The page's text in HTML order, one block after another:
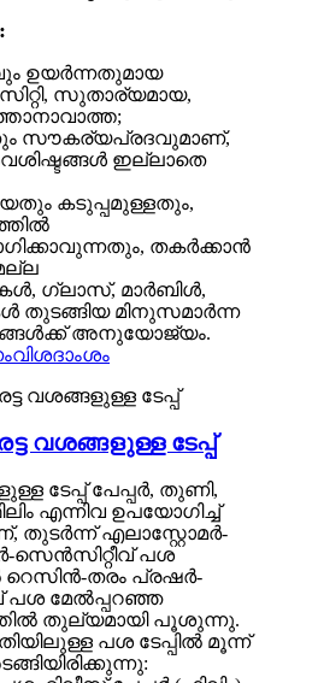
ഉയർന്നതുമായ
സുതാര്യമായ,
സൗകര്യപ്രദവുമാണ്,
ഇല്ലാതെ
കടുപ്പമുള്ളതും,
തകർക്കാൻ
ഗ്ലാസ്, മാർബിൾ,
തുടങ്ങിയ മിനുസമാർന്ന
അനുയോജ്യം.
വിശദാംശം
വശങ്ങളുള്ള ടേപ്പ്
ടേപ്പ് പേപ്പർ, തുണി,
എന്നിവ ഉപയോഗിച്ച്
തുടർന്ന് എലാസ്റ്റോമർ-
സെൻസിറ്റീവ് പശ
റെസിൻ-തരം പ്രഷർ-
പശ മേൽപ്പറഞ്ഞ
തുല്യമായി പൂശുന്നു.
പശ ടേപ്പിൽ മൂന്ന്